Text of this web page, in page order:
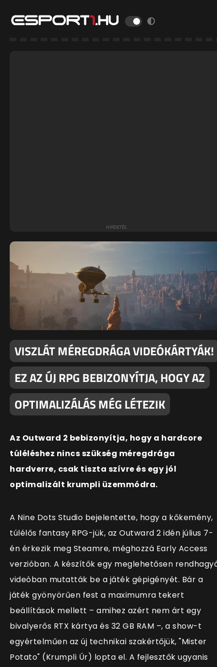
VISZLÁT MÉREGDRÁGA VIDEÓKÁRTYÁK!
EZ AZ ÚJ RPG BEBIZONYÍTJA, HOGY AZ
OPTIMALIZÁLÁS MÉG LÉTEZIK
Az Outward 2 bebizonyítja, hogy a hardcore
túléléshez nincs szükség méregdrága
hardverre, csak tiszta szívre és egy jól
optimalizált krumpli üzemmódra.
A Nine Dots Studio bejelentette, hogy a kőkemény,
túlélős fantasy RPG-jük, az Outward 2 idén július 7-
én érkezik meg Steamre, méghozzá Early Access
verzióban. A készítők egy meglehetősen
videóban mutatták be a játék gépigényét. Bár a
játék gyönyörűen fest a maximumra tekert
beállítások mellett – amihez azért nem árt egy
bivalyerős RTX kártya és 32 GB RAM –, a show-t
egyértelműen az új technikai szakértőjük, "Mister
Potato" (Krumpli Úr) lopta el. A fejlesztők ugyanis